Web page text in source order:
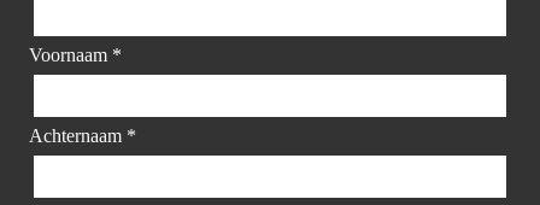
Voornaam *
Achternaam *